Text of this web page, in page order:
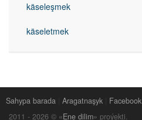
käseleşmek
käseletmek
Sahypa barada Aragatnaşyk Facebook
2011 - 2026 © «Ene dilim» proýekti.